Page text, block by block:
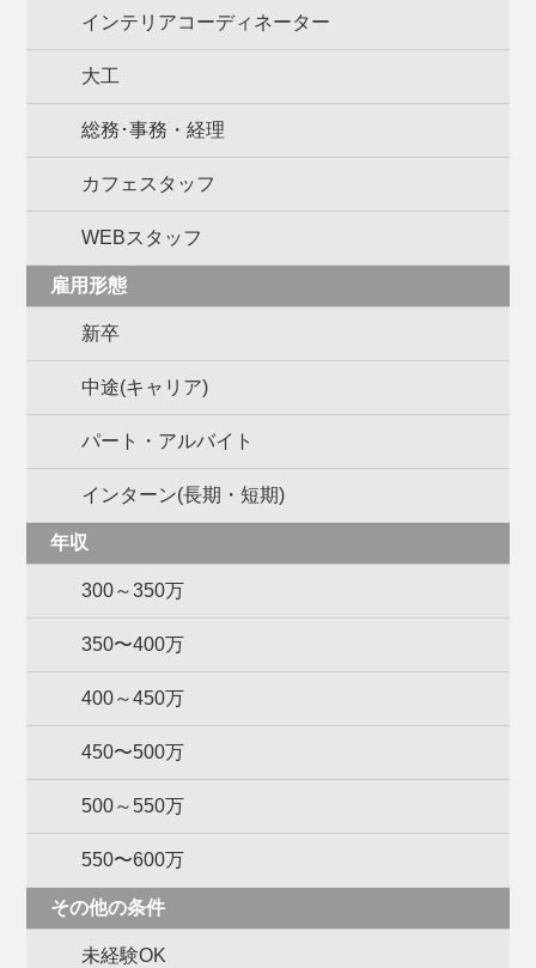
インテリアコーディネーター
大工
総務･事務・経理
カフェスタッフ
WEBスタッフ
雇用形態
新卒
中途(キャリア)
パート・アルバイト
インターン(長期・短期)
年収
300～350万
350〜400万
400～450万
450〜500万
500～550万
550〜600万
その他の条件
未経験OK